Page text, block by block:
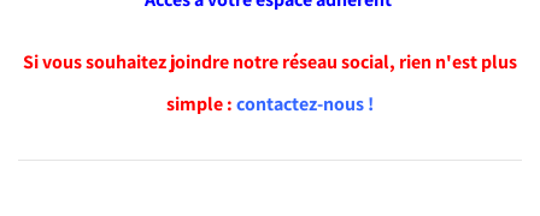
Si vous souhaitez joindre notre réseau social, rien n'est plus
simple :contactez-nous !